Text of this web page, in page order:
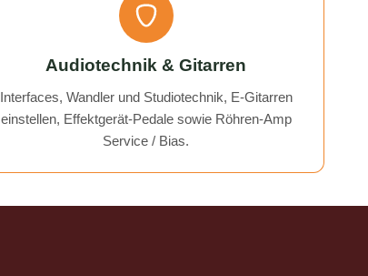
Audiotechnik & Gitarren
Interfaces, Wandler und Studiotechnik, E-Gitarren
einstellen, Effektgerät-Pedale sowie Röhren-Amp
Service / Bias.